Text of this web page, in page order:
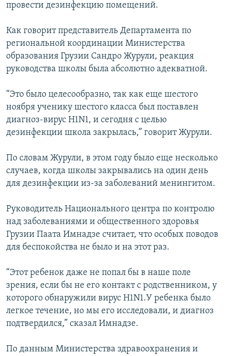
провести дезинфекцию помещений.
Как говорит представитель Департамента по
региональной координации Министерства
образования Грузии Сандро Журули, реакция
руководства школы была абсолютно адекватной.
“Это было целесообразно, так как еще шестого
ноября ученику шестого класса был поставлен
диагноз-вирус H1N1, и сегодня с целью
дезинфекции школа закрылась,” говорит Журули.
По словам Журули, в этом году было еще несколько
случаев, когда школы закрывались на один день
для дезинфекции из-за заболеваний менингитом.
Руководитель Национального центра по контролю
над заболеваниями и общественного здоровья
Грузии Паата Имнадзе считает, что особых поводов
для беспокойства не было и на этот раз.
“Этот ребенок даже не попал бы в наше поле
зрения, если бы не его контакт с родственником, у
которого обнаружили вирус H1N1.У ребенка было
легкое течение, но мы его исследовали, и диагноз
подтвердился,” сказал Имнадзе.
По данным Министерства здравоохранения и